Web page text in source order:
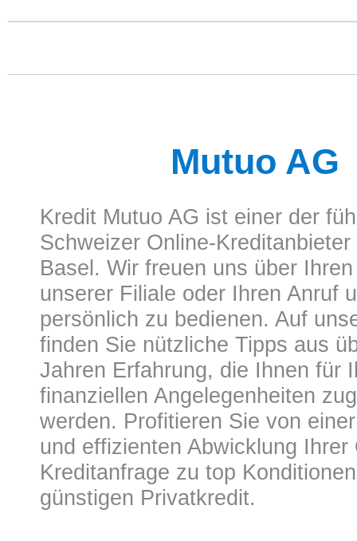
Mutuo AG
Kredit Mutuo AG ist einer der
Schweizer Online-
Basel. Wir freuen uns über
unserer Filiale oder Ihren Anruf
persönlich zu bedienen. Auf
finden Sie nützliche Tipps aus
Jahren Erfahrung, die Ihnen für
finanziellen Angelegenheiten
werden. Profitieren Sie von
und effizienten Abwicklung Ihrer
Kreditanfrage zu top
günstigen Privatkredit.